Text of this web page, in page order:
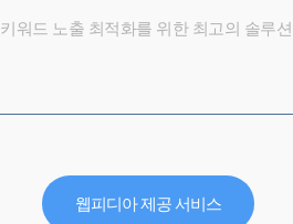
키워드 노출 최적화를 위한 최고의 솔루션
웹피디아 제공 서비스